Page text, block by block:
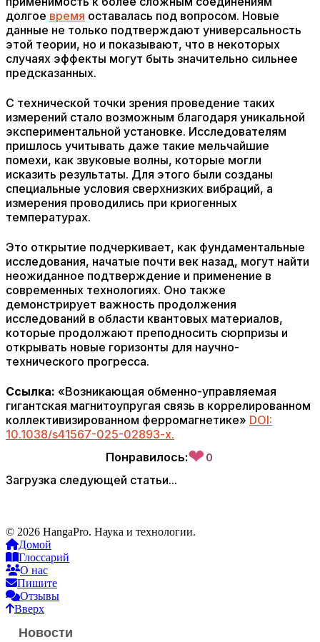
долгое время оставалась под вопросом. Новые
данные не только подтверждают универсальность
этой теории, но и показывают, что в некоторых
случаях эффекты могут быть значительно сильнее
предсказанных.
С технической точки зрения проведение таких
измерений стало возможным благодаря уникальной
экспериментальной установке. Исследователям
пришлось учитывать даже такие мельчайшие
помехи, как звуковые волны, которые могли
исказить результаты. Для этого были созданы
специальные условия сверхнизких вибраций, а
измерения проводились при криогенных
температурах.
Это открытие подчеркивает, как фундаментальные
исследования, начатые почти век назад, могут найти
неожиданное подтверждение и применение в
современных технологиях. Оно также
демонстрирует важность продолжения
исследований в области квантовых материалов,
которые продолжают преподносить сюрпризы и
открывать новые горизонты для научно-
технического прогресса.
Ссылка: «Возникающая обменно-управляемая
гигантская магнитоупругая связь в коррелированном
коллективизированном ферромагнетике» DOI:
10.1038/s41567-025-02893-x.
Понравилось:❤ 0
Загрузка следующей статьи...
© 2026 HangaPro. Наука и технологии.
Домой
Глоссарий
О нас
Пишите
Отзывы
Вверх
Новости